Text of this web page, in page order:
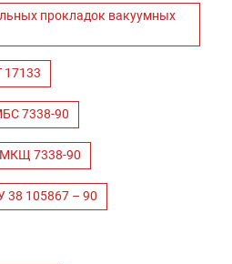
прокладок вакуумных
17133
7338-90
7338-90
38 105867 – 90